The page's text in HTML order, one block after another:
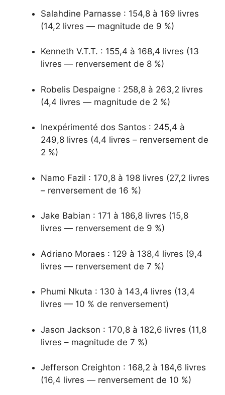
Salahdine Parnasse : 154,8 à 169 livres
(14,2 livres — magnitude de 9 %)
Kenneth V.T.T. : 155,4 à 168,4 livres (13
livres — renversement de 8 %)
Robelis Despaigne : 258,8 à 263,2 livres
(4,4 livres — magnitude de 2 %)
Inexpérimenté dos Santos : 245,4 à
249,8 livres (4,4 livres – renversement de
2 %)
Namo Fazil : 170,8 à 198 livres (27,2 livres
– renversement de 16 %)
Jake Babian : 171 à 186,8 livres (15,8
livres — renversement de 9 %)
Adriano Moraes : 129 à 138,4 livres (9,4
livres — renversement de 7 %)
Phumi Nkuta : 130 à 143,4 livres (13,4
livres — 10 % de renversement)
Jason Jackson : 170,8 à 182,6 livres (11,8
livres – magnitude de 7 %)
Jefferson Creighton : 168,2 à 184,6 livres
(16,4 livres — renversement de 10 %)